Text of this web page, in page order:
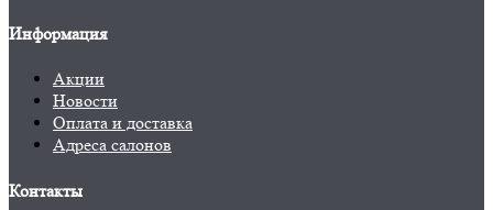
Информация
Акции
Новости
Оплата и доставка
Адреса салонов
Контакты